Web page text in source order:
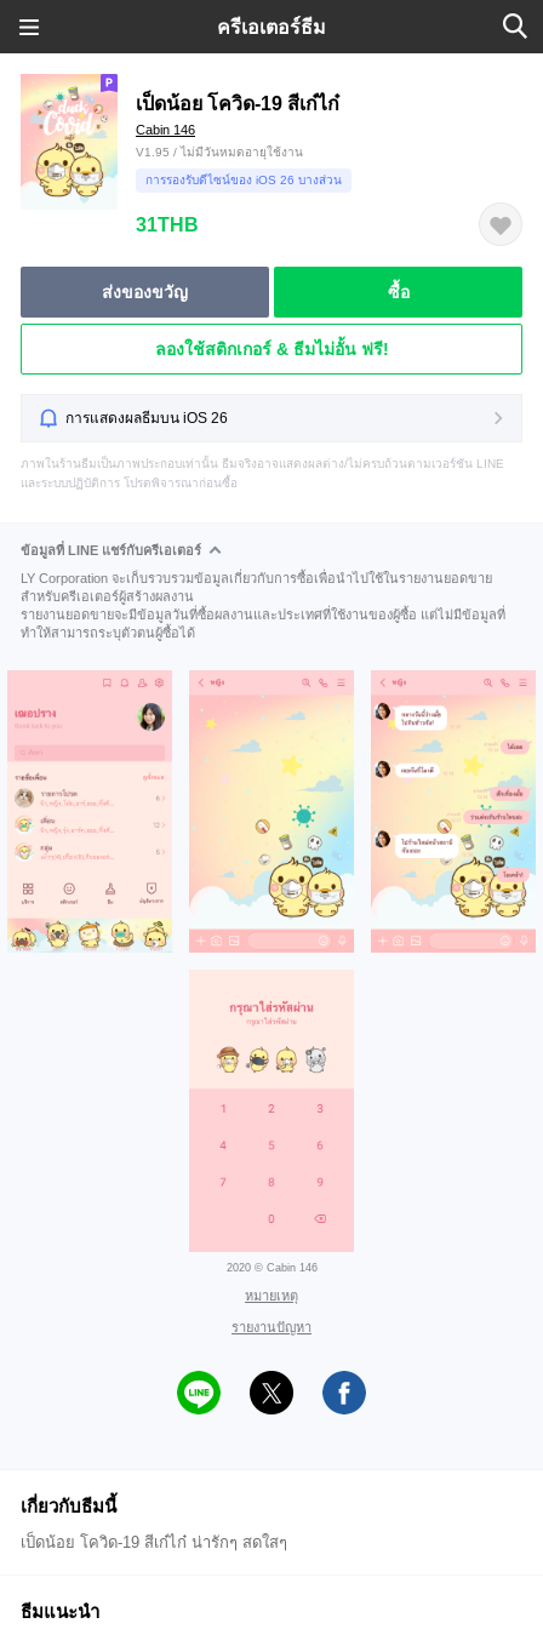
ครีเอเตอร์ธีม
เป็ดน้อย โควิด-19 สีเก๋ไก๋
Cabin 146
V1.95 / ไม่มีวันหมดอายุใช้งาน
การรองรับดีไซน์ของ iOS 26 บางส่วน
31THB
ส่งของขวัญ ซื้อ
ลองใช้สติกเกอร์ & ธีมไม่อั้น ฟรี!
การแสดงผลธีมบน iOS 26
ภาพในร้านธีมเป็นภาพประกอบเท่านั้น ธีมจริงอาจแสดงผลต่าง/ไม่ครบถ้วนตามเวอร์ชัน LINE
และระบบปฏิบัติการ โปรดพิจารณาก่อนซื้อ
ข้อมูลที่ LINE แชร์กับครีเอเตอร์
LY Corporation จะเก็บรวบรวมข้อมูลเกี่ยวกับการซื้อเพื่อนำไปใช้ในรายงานยอดขาย
สำหรับครีเอเตอร์ผู้สร้างผลงาน
รายงานยอดขายจะมีข้อมูลวันที่ซื้อผลงานและประเทศที่ใช้งานของผู้ซื้อ แต่ไม่มีข้อมูลที่
ทำให้สามารถระบุตัวตนผู้ซื้อได้
2020 © Cabin 146
หมายเหตุ
รายงานปัญหา
เกี่ยวกับธีมนี้
เป็ดน้อย โควิด-19 สีเก๋ไก๋ น่ารักๆ สดใสๆ
ธีมแนะนำ